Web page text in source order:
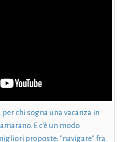
chi sogna una vacanza in
E c'è un modo
proposte: "navigare" fra